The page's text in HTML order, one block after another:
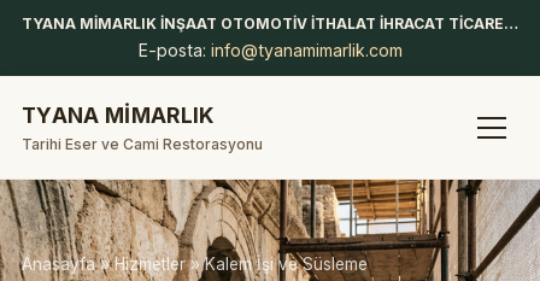
TYANA MİMARLIK İNŞAAT OTOMOTİV İTHALAT İHRACAT TİCARET LİMİTED ŞİRKETİ
E-posta: info@tyanamimarlik.com
TYANA MİMARLIK
Tarihi Eser ve Cami Restorasyonu
Anasayfa»Hizmetler» Kalem İşi ve Süsleme